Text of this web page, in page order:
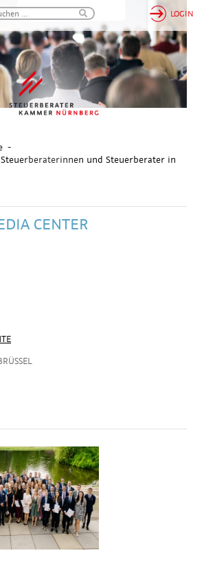
LOGIN
und Steuerberater in
CENTER